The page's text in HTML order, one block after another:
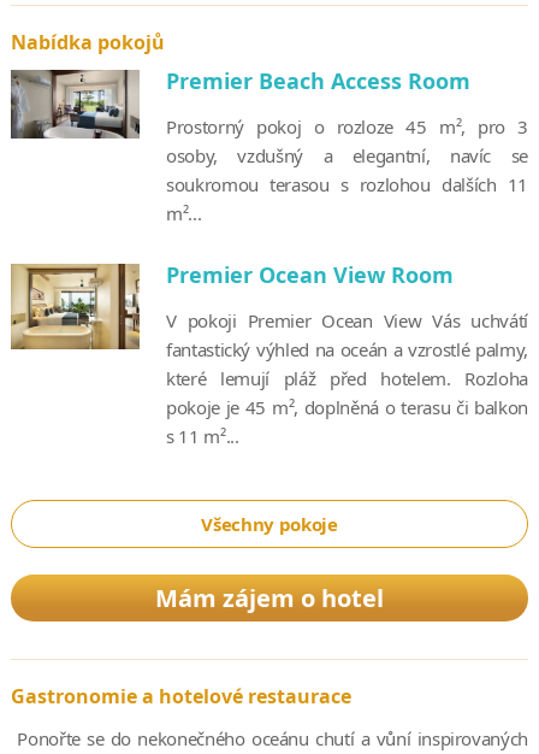
Nabídka pokojů
Premier Beach Access Room
Prostorný pokoj o rozloze 45 m², pro 3
osoby, vzdušný a elegantní, navíc se
soukromou terasou s rozlohou dalších 11
m²...
Premier Ocean View Room
V pokoji Premier Ocean View Vás uchvátí
fantastický výhled na oceán a vzrostlé palmy,
které lemují pláž před hotelem. Rozloha
pokoje je 45 m², doplněná o terasu či balkon
s 11 m²...
Všechny pokoje
Mám zájem o hotel
Gastronomie a hotelové restaurace
Ponořte se do nekonečného oceánu chutí a vůní inspirovaných